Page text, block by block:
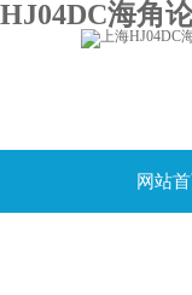
HJ04DC海角
网站